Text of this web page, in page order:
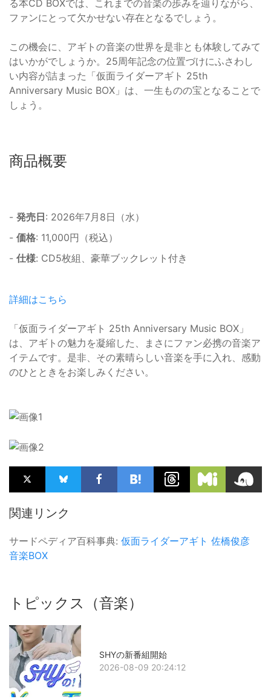
る本CD BOXでは、これまでの音楽の歩みを辿りながら、
ファンにとって欠かせない存在となるでしょう。
この機会に、アギトの音楽の世界を是非とも体験してみて
はいかがでしょうか。25周年記念の位置づけにふさわし
い内容が詰まった「仮面ライダーアギト 25th
Anniversary Music BOX」は、一生ものの宝となることで
しょう。
商品概要
- 発売日 : 2026年7月8日（水）
- 価格: 11,000円（税込）
- 仕様: CD5枚組、豪華ブックレット付き
詳細はこちら
「仮面ライダーアギト 25th Anniversary Music BOX」
は、アギトの魅力を凝縮した、まさにファン必携の音楽ア
イテムです。是非、その素晴らしい音楽を手に入れ、感動
のひとときをお楽しみください。
関連リンク
サードペディア百科事典: 仮面ライダーアギト 佐橋俊彦
音楽BOX
トピックス（音楽）
SHYの新番組開始
2026-08-09 20:24:12